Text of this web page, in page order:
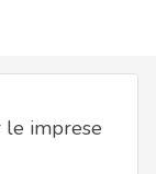
le imprese